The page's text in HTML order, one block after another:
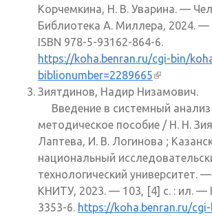
Корчемкина, Н. В. Уварина. —
Библиотека А. Миллера, 2024. —
ISBN 978-5-93162-864-6.
https://koha.benran.ru/cgi-bin/
biblionumber=2289665(внешняя
Зиятдинов, Надир Низамович.
Введение в системный анализ
методическое пособие / Н. Н.
Лаптева, И. В. Логинова ;
национальный
технологический университет.
КНИТУ, 2023. — 103, [4] с. : ил. —
3353-6. https://koha.benran.ru/